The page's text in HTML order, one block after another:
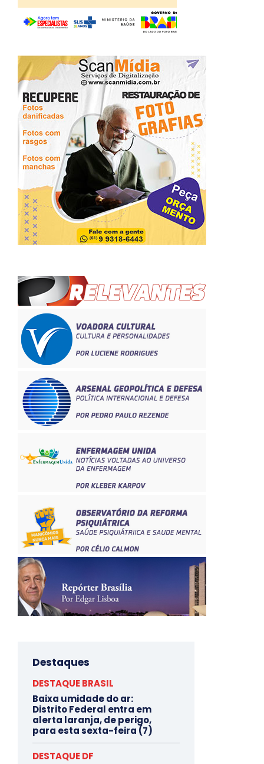
Destaques
DESTAQUE BRASIL
Baixa umidade do ar:
Distrito Federal entra em
alerta laranja, de perigo,
para esta sexta-feira (7)
DESTAQUE DF